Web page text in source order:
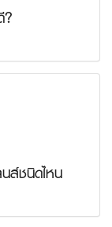
?
ส์ชนิดไหน